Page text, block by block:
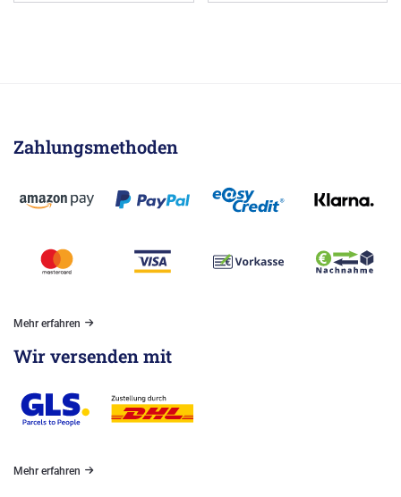
Zahlungsmethoden
Mehr erfahren
Wir versenden mit
Mehr erfahren